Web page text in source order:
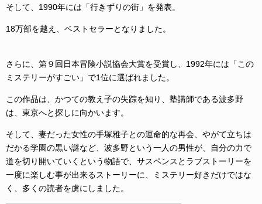
そして、1990年には「行きずりの街」を発表。
18万部を越え、ベストセラーとなりました。
さらに、第９回日本冒険小説協会大賞を受賞し、1992年には「この
ミステリーがすごい」で1位に選ばれました。
この作品は、かつての教え子の失踪を知り、塾講師である波多野
は、東京へと探しに向かいます。
そして、妻だった女性の手塚雅子との運命的な再会、やがて立ちは
だかる学園の黒い謎など、波多野という一人の男性が、自分の力で
道を切り開いていくという物語で、サスペンスとラブストーリーを
一度に楽しむ事が出来るストーリーに、ミステリー好きだけではな
く、多くの読者を虜にしました。